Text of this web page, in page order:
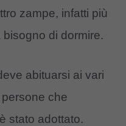
zampe, infatti più
di dormire.
abituarsi ai vari
che
stato adottato.